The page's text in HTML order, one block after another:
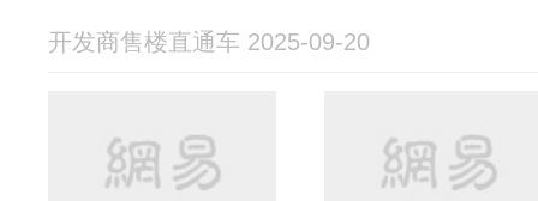
开发商售楼直通车 2025-09-20